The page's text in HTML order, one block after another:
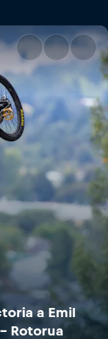
la
a Emil
Rotorua